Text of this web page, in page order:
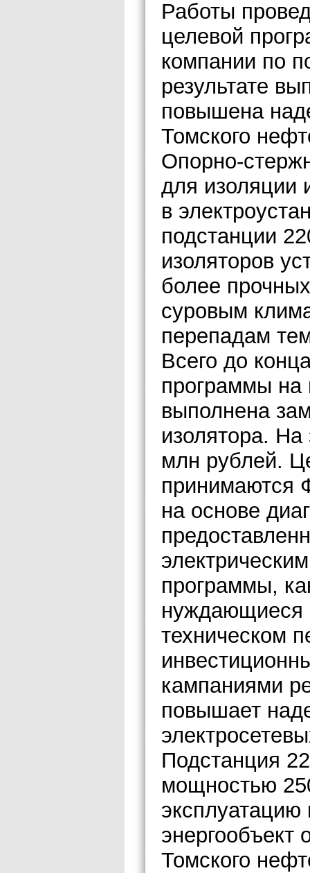
Работы
целевой
компании по
результате
повышена
Томского
Опорно-
для изоляции
в
подстанции
изоляторов
более
суровым
перепадам
Всего до
программы
выполнена
изолятора.
млн рублей.
принимаются
на основе
программы,
нуждающиеся
техническом
кампаниями
повышает
Подстанция
мощностью
эксплуатацию
энергообъект
Томского